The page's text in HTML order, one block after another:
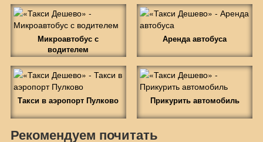
Микроавтобус с
водителем
Аренда автобуса
Такси в аэропорт Пулково Прикурить автомобиль
Рекомендуем почитать